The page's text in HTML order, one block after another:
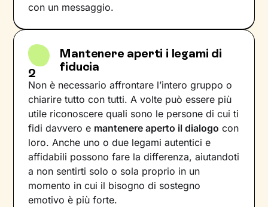
con un messaggio.
2
Mantenere aperti i legami di
fiducia
Non è necessario affrontare l’intero gruppo o
chiarire tutto con tutti. A volte può essere più
utile riconoscere quali sono le persone di cui ti
fidi davvero e mantenere aperto il dialogo con
loro. Anche uno o due legami autentici e
affidabili possono fare la differenza, aiutandoti
a non sentirti solo o sola proprio in un
momento in cui il bisogno di sostegno
emotivo è più forte.